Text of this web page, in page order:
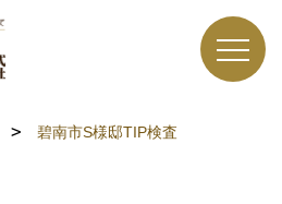
碧南市S様邸TIP検査